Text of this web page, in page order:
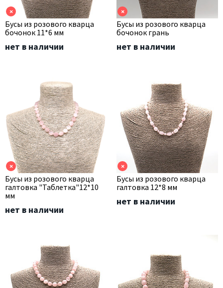
×
Бусы из розового кварца
бочонок 11*6 мм
нет в наличии
×
Бусы из розового кварца
бочонок грань
нет в наличии
×
Бусы из розового кварца
галтовка "Таблетка"12*10
мм
нет в наличии
×
Бусы из розового кварца
галтовка 12*8 мм
нет в наличии